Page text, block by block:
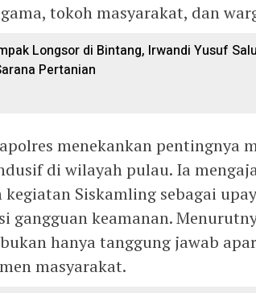
tokoh masyarakat, dan
Longsor di Bintang, Irwandi Yusuf
Pertanian
menekankan pentingnya
di wilayah pulau. Ia
Siskamling sebagai
gangguan keamanan.
hanya tanggung jawab
masyarakat.